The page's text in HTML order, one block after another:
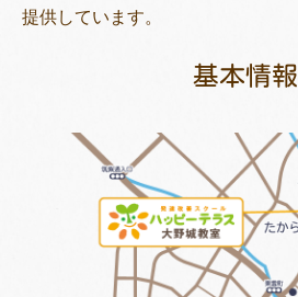
提供しています。
基本情報